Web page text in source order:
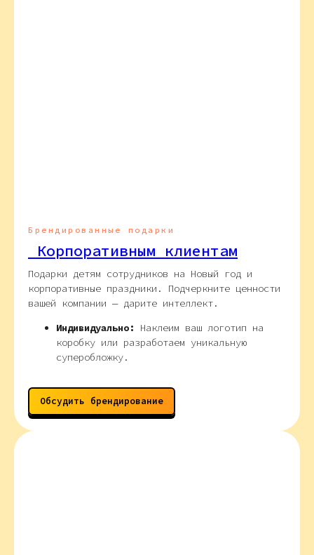
Брендированные подарки
Корпоративным клиентам
Подарки детям сотрудников на Новый год и
корпоративные праздники. Подчеркните ценности
вашей компании — дарите интеллект.
Индивидуально:
Наклеим ваш логотип на
коробку или разработаем уникальную
суперобложку.
Обсудить брендирование